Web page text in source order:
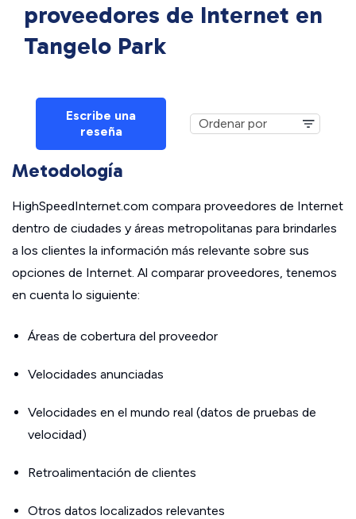
proveedores de Internet en
Tangelo Park
Escribe una
reseña
Metodología
HighSpeedInternet.com compara proveedores de Internet
dentro de ciudades y áreas metropolitanas para brindarles
a los clientes la información más relevante sobre sus
opciones de Internet. Al comparar proveedores, tenemos
en cuenta lo siguiente:
Áreas de cobertura del proveedor
Velocidades anunciadas
Velocidades en el mundo real (datos de pruebas de
velocidad)
Retroalimentación de clientes
Otros datos localizados relevantes